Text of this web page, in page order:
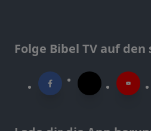
Folge Bibel TV auf